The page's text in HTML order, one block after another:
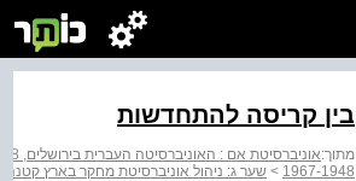
בין קריסה להתחדשות
מתוך:אוניברסיטת אם : האוניברסיטה העברית בירושלים, 1967-1948
1967-1948
> שער ג: ניהול אוניברסיטת מחקר בארץ קטנה